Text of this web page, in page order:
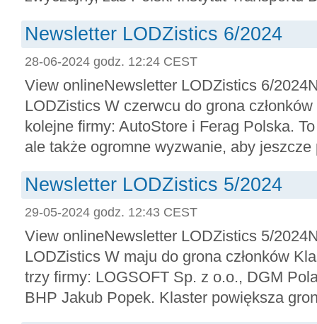
Newsletter LODZistics 6/2024
28-06-2024 godz. 12:24 CEST
View onlineNewsletter LODZistics 6/
LODZistics W czerwcu do grona
kolejne firmy: AutoStore i Ferag Polska.
ale także ogromne wyzwanie, aby
Newsletter LODZistics 5/2024
29-05-2024 godz. 12:43 CEST
View onlineNewsletter LODZistics 5/
LODZistics W maju do grona członków
trzy firmy: LOGSOFT Sp. z o.o., DGM
BHP Jakub Popek. Klaster powiększa